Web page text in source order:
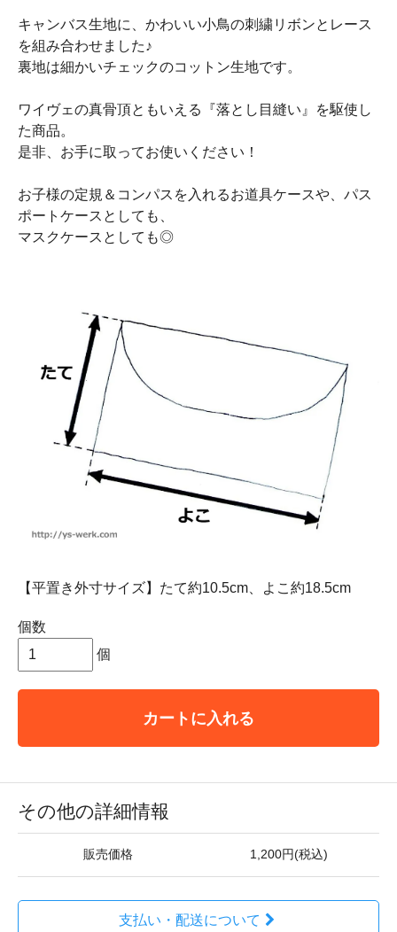
キャンバス生地に、かわいい小鳥の刺繍リボンとレース
を組み合わせました♪
裏地は細かいチェックのコットン生地です。
ワイヴェの真骨頂ともいえる『落とし目縫い』を駆使し
た商品。
是非、お手に取ってお使いください！
お子様の定規＆コンパスを入れるお道具ケースや、パス
ポートケースとしても、
マスクケースとしても◎
【平置き外寸サイズ】たて約10.5cm、よこ約18.5cm
個数
個
カートに入れる
その他の詳細情報
販売価格 1,200円(税込)
支払い・配送について